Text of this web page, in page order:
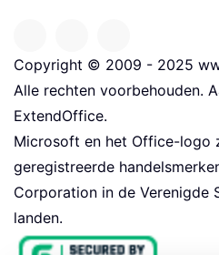
Copyright © 2009 - 2025
Alle rechten voorbehouden.
ExtendOffice.
Microsoft en het Office-logo
geregistreerde
Corporation in de Verenigde
landen.